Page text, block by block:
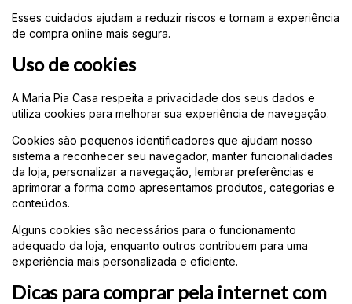
Esses cuidados ajudam a reduzir riscos e tornam a experiência
de compra online mais segura.
Uso de cookies
A Maria Pia Casa respeita a privacidade dos seus dados e
utiliza cookies para melhorar sua experiência de navegação.
Cookies são pequenos identificadores que ajudam nosso
sistema a reconhecer seu navegador, manter funcionalidades
da loja, personalizar a navegação, lembrar preferências e
aprimorar a forma como apresentamos produtos, categorias e
conteúdos.
Alguns cookies são necessários para o funcionamento
adequado da loja, enquanto outros contribuem para uma
experiência mais personalizada e eficiente.
Dicas para comprar pela internet com